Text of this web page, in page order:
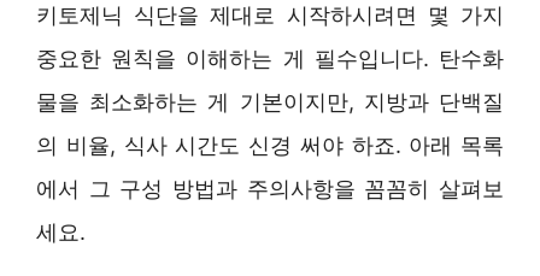
키토제닉 식단을 제대로 시작하시려면 몇 가지
중요한 원칙을 이해하는 게 필수입니다. 탄수화
물을 최소화하는 게 기본이지만, 지방과 단백질
의 비율, 식사 시간도 신경 써야 하죠. 아래 목록
에서 그 구성 방법과 주의사항을 꼼꼼히 살펴보
세요.